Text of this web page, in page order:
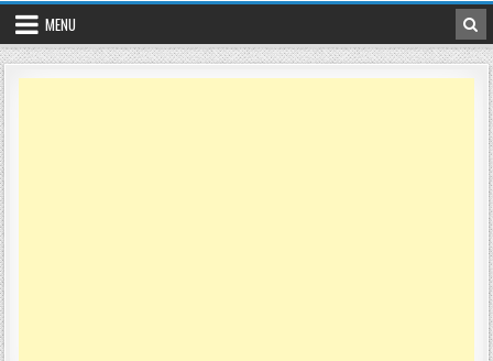
MENU